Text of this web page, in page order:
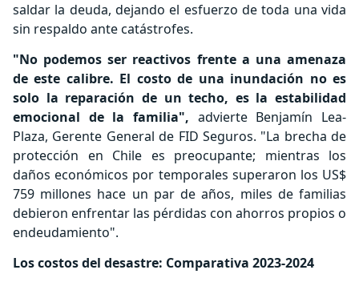
saldar la deuda, dejando el esfuerzo de toda una vida
sin respaldo ante catástrofes.
"No podemos ser reactivos frente a una amenaza
de este calibre. El costo de una inundación no es
solo la reparación de un techo, es la estabilidad
emocional de la familia", advierte Benjamín Lea-
Plaza, Gerente General de FID Seguros. "La brecha de
protección en Chile es preocupante; mientras los
daños económicos por temporales superaron los US$
759 millones hace un par de años, miles de familias
debieron enfrentar las pérdidas con ahorros propios o
endeudamiento".
Los costos del desastre: Comparativa 2023-2024